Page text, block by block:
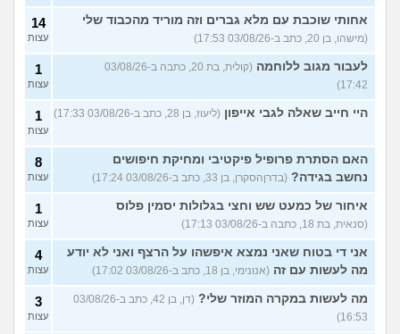
אחותי שוכבת עם מלא גברים וזה מוריד מהכבוד שלי
(מישהו, בן 20, כתב ב-03/08/26 17:53)
14
עצות
לעבור מגוב ללוחמה
(קולית, בת 20, כתבה ב-03/08/26
17:42)
1
עצות
היי חייב שאלה לגבי אייפון (ליעוז, בן 28, כתב ב-03/08/26 17:33) 1
עצות
האם הסתרת פרופיל פיקטיבי ומחיקת חיפושים
נחשב בגידה? (בדרןהסקרן, בן 33, כתב ב-03/08/26 17:24)
8
עצות
איחור של כמעט שש וחצי בגלולות יסמין פלוס
(סנאית, בת 18, כתבה ב-03/08/26 17:13)
1
עצות
אני די בטוח שאני נמצא איפשהו על הרצף ואני לא יודע
מה לעשות עם זה (אנונימי, בן 18, כתב ב-03/08/26 17:02)
4
עצות
מה לעשות במקרה המוזר שלי?
(דן, בן 42, כתב ב-03/08/26
16:53)
3
עצות